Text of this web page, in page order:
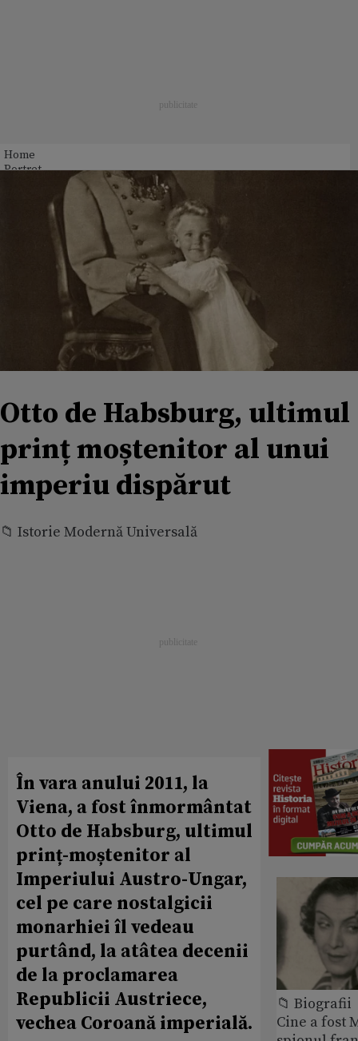
Home
Portret
Otto de Habsburg, ultimul
prinț moștenitor al unui
imperiu dispărut
📁 Istorie Modernă Universală
În vara anului 2011, la
Viena, a fost înmormântat
Otto de Habsburg, ultimul
prinț-moștenitor al
Imperiului Austro-Ungar,
cel pe care nostalgicii
monarhiei îl vedeau
purtând, la atâtea decenii
de la proclamarea
Republicii Austriece,
vechea Coroană imperială.
📁 Biografii
Cine a fost